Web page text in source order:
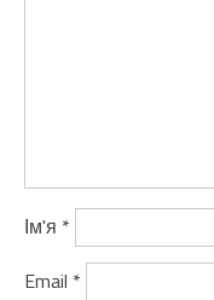
Ім'я *
Email *